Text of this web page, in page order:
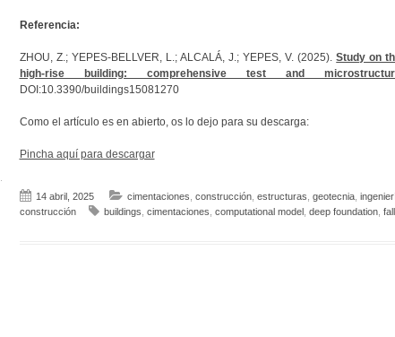
Referencia:
ZHOU, Z.; YEPES-BELLVER, L.; ALCALÁ, J.; YEPES, V. (2025).Study on
high-rise building: comprehensive test and
DOI:10.3390/buildings15081270
Como el artículo es en abierto, os lo dejo para su descarga:
Pincha aquí para descargar
14 abril, 2025 cimentaciones construcción, estructuras geotecnia,
construcción
buildings cimentaciones computational model deep foundation,